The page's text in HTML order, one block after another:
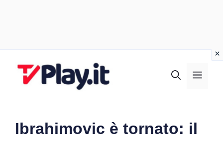
Ibrahimovic è tornato: il